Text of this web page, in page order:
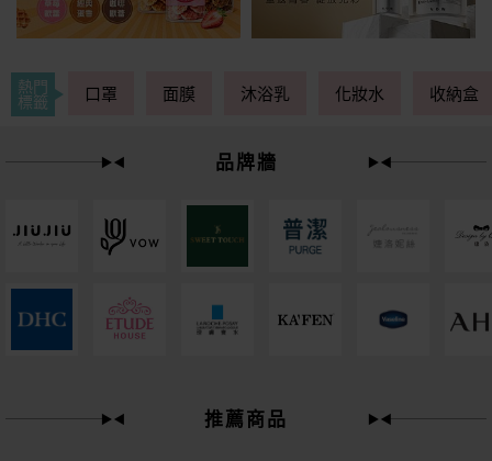
熱門
標籤
口罩 面膜 沐浴乳 化妝水 收納盒
品牌牆
推薦商品